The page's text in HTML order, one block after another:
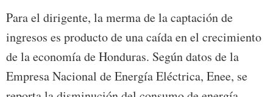
Para el dirigente, la merma de la captación de
ingresos es producto de una caída en el crecimiento
de la economía de Honduras. Según datos de la
Empresa Nacional de Energía Eléctrica, Enee, se